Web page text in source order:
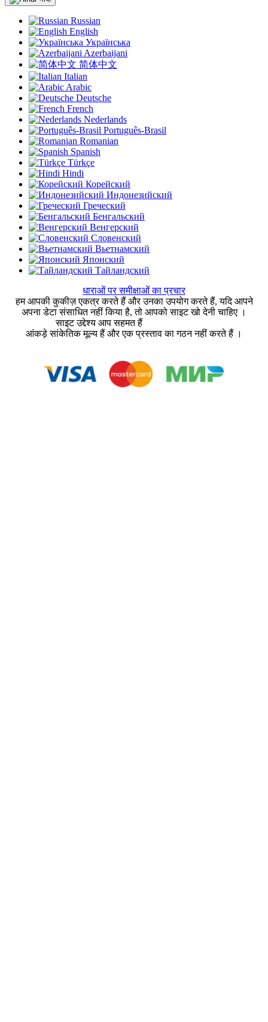
Russian
English
Українська
Azerbaijani
简体中文
Italian
Arabic
Deutsche
French
Nederlands
Português-Brasil
Romanian
Spanish
Türkçe
Hindi
Корейский
Индонезийский
Греческий
Бенгальский
Венгерский
Словенский
Вьетнамский
Японский
Тайландский
धाराओं पर समीक्षाओं का प्रचार
हम आपकी कुकीज़ एकत्र करते हैं और उनका उपयोग करते हैं, यदि आपने
अपना डेटा संसाधित नहीं किया है, तो आपको साइट खो देनी चाहिए ।
साइट उद्देश्य आप सहमत हैं
आंकड़े सांकेतिक मूल्य हैं और एक प्रस्ताव का गठन नहीं करते हैं ।